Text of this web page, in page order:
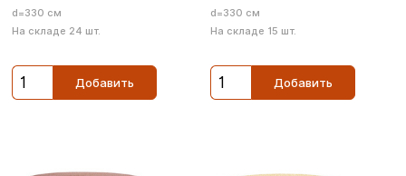
d=330 см
На складе 24 шт.
Добавить
d=330 см
На складе 15 шт.
Добавить